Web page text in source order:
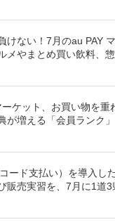
けない！7月のau PAY
メやまとめ買い飲料、
ーケット、お買い物を重
が増える「会員ランク
ード支払い）を導入し
販売実習を、7月に1道